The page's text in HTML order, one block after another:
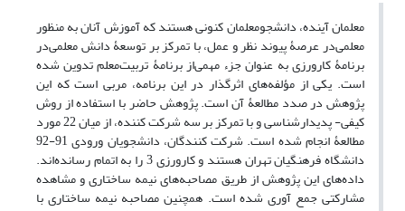
معلمان آینده، دانشجومعلمان کنونی هستند که آموزش آنان به منظور
معلمی‌در عرصۀ پیوند نظر و عمل، با تمرکز بر توسعۀ دانش معلمی‌در
برنامۀ کارورزی به عنوان جزء مهمی‌از برنامۀ تربیت‌معلم تدوین شده
است. یکی از مؤلفه‌های اثرگذار در این برنامه، مربی است که این
پژوهش در صدد مطالعۀ آن است. پژوهش حاضر با استفاده از روش
کیفی- پدیدارشناسی و با تمرکز بر سه شرکت کننده، از میان 22 مورد
مطالعۀ انجام شده است. شرکت کنندگان، دانشجویان ورودی 91-92
دانشگاه فرهنگیان تهران هستند و کارورزی 3 را به اتمام رسانده‌اند.
داده‌های این پژوهش از طریق مصاحبه‌های نیمه ساختاری و مشاهده
مشارکتی جمع آوری شده است. همچنین مصاحبه نیمه ساختاری با